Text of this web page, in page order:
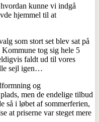
kunne vi indgå
hjemmel til at
som stort set blev sat på
tog sig hele 5
faldt ud til vores
sejl igen…
og
men de endelige tilbud
så i løbet af sommerferien,
at priserne var steget mere